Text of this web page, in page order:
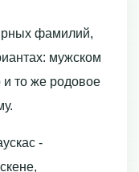
фамилий,
мужском
и то же родовое
-